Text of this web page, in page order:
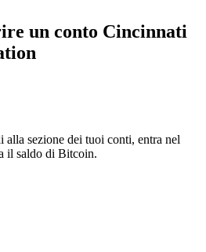
un conto Cincinnati
sezione dei tuoi conti, entra nel
il saldo di Bitcoin.